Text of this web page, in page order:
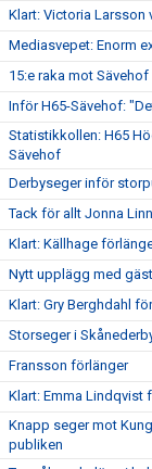
Klart: Victoria Larsson
Mediasvepet: Enorm
15:e raka mot Sävehof
Inför H65-Sävehof:
Statistikkollen: H65
Sävehof
Derbyseger inför
Tack för allt Jonna
Klart: Källhage
Nytt upplägg med
Klart: Gry Berghdahl
Storseger i
Fransson förlänger
Klart: Emma Lindqvist
Knapp seger mot
publiken